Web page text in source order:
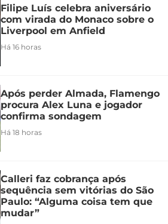
Filipe Luís celebra aniversário
com virada do Monaco sobre o
Liverpool em Anfield
Há 16 horas
Após perder Almada, Flamengo
procura Alex Luna e jogador
confirma sondagem
Há 18 horas
Calleri faz cobrança após
sequência sem vitórias do São
Paulo: “Alguma coisa tem que
mudar”